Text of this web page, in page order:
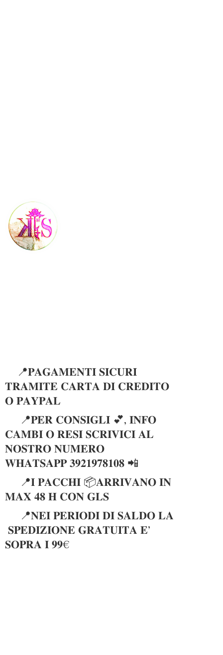
📍𝐏𝐀𝐆𝐀𝐌𝐄𝐍𝐓𝐈 𝐒𝐈𝐂𝐔𝐑𝐈
𝐓𝐑𝐀𝐌𝐈𝐓𝐄 𝐂𝐀𝐑𝐓𝐀 𝐃𝐈 𝐂𝐑𝐄𝐃𝐈𝐓𝐎
𝐎 𝐏𝐀𝐘𝐏𝐀𝐋
📍𝐏𝐄𝐑 𝐂𝐎𝐍𝐒𝐈𝐆𝐋𝐈 💕, 𝐈𝐍𝐅𝐎
𝐂𝐀𝐌𝐁𝐈 𝐎 𝐑𝐄𝐒𝐈 𝐒𝐂𝐑𝐈𝐕𝐈𝐂𝐈 𝐀𝐋
𝐍𝐎𝐒𝐓𝐑𝐎 𝐍𝐔𝐌𝐄𝐑𝐎
𝐖𝐇𝐀𝐓𝐒𝐀𝐏𝐏 𝟑𝟗𝟐𝟏𝟗𝟕𝟖𝟏𝟎𝟖 📲
📍𝐈 𝐏𝐀𝐂𝐂𝐇𝐈 📦𝐀𝐑𝐑𝐈𝐕𝐀𝐍𝐎 𝐈𝐍
𝐌𝐀𝐗 𝟒𝟖 𝐇 𝐂𝐎𝐍 𝐆𝐋𝐒
📍𝐍𝐄𝐈 𝐏𝐄𝐑𝐈𝐎𝐃𝐈 𝐃𝐈 𝐒𝐀𝐋𝐃𝐎 𝐋𝐀
𝐒𝐏𝐄𝐃𝐈𝐙𝐈𝐎𝐍𝐄 𝐆𝐑𝐀𝐓𝐔𝐈𝐓𝐀 𝐄’
𝐒𝐎𝐏𝐑𝐀 𝐈 𝟗𝟗€